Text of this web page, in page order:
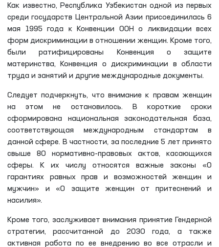
Как известно, Республика Узбекистан одной из первых
среди государств Центральной Азии присоединилась 6
мая 1995 года к Конвенции ООН о ликвидации всех
форм дискриминации в отношении женщин. Кроме того,
были ратифицированы Конвенция о защите
материнства, Конвенция о дискриминации в области
труда и занятий и другие международные документы.
Следует подчеркнуть, что внимание к правам женщин
на этом не остановилось. В короткие сроки
сформирована национальная законодательная база,
соответствующая международным стандартам в
данной сфере. В частности, за последние 5 лет принято
свыше 80 нормативно-правовых актов, касающихся
сферы. К их числу относятся важные законы «О
гарантиях равных прав и возможностей женщин и
мужчин» и «О защите женщин от притеснений и
насилия».
Кроме того, заслуживает внимания принятие Гендерной
стратегии, рассчитанной до 2030 года, а также
активная работа по ее внедрению во все отрасли и